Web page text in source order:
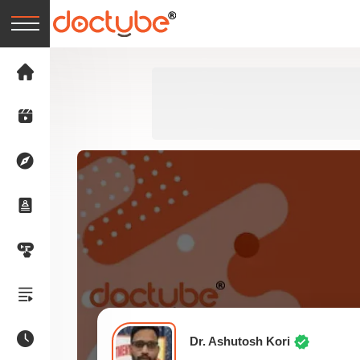
Dr. Ashutosh Kori